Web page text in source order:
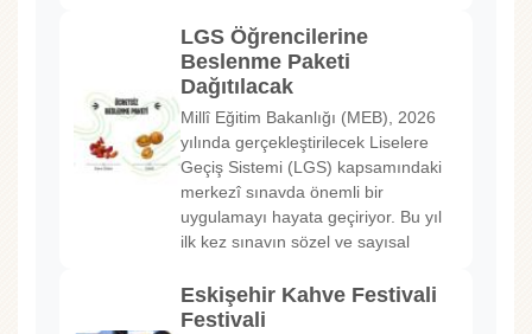
LGS Öğrencilerine
Beslenme Paketi
Dağıtılacak
Millî Eğitim Bakanlığı (MEB), 2026
yılında gerçekleştirilecek Liselere
Geçiş Sistemi (LGS) kapsamındaki
merkezî sınavda önemli bir
uygulamayı hayata geçiriyor. Bu yıl
ilk kez sınavın sözel ve sayısal
Eskişehir Kahve Festivali
Festivali